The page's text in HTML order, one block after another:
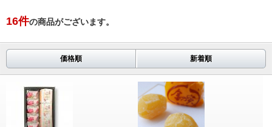
16件の商品がございます。
価格順 新着順